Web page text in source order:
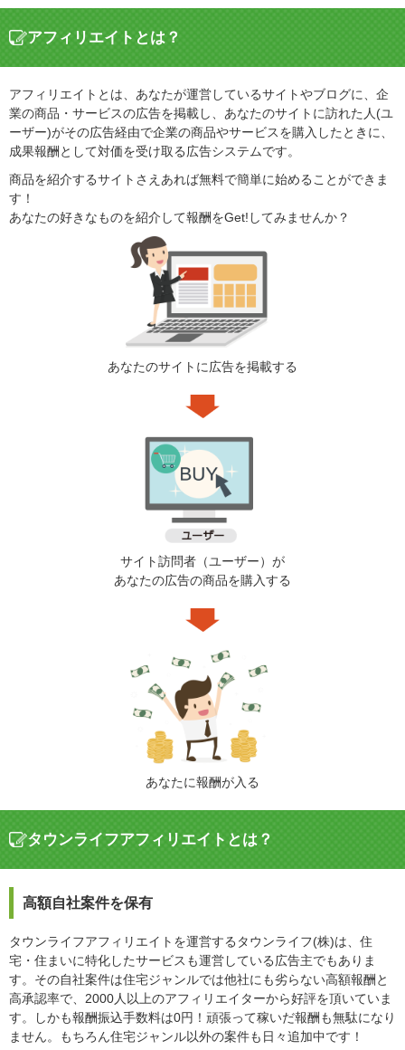
アフィリエイトとは？
アフィリエイトとは、あなたが運営しているサイトやブログに、企
業の商品・サービスの広告を掲載し、あなたのサイトに訪れた人(ユ
ーザー)がその広告経由で企業の商品やサービスを購入したときに、
成果報酬として対価を受け取る広告システムです。
商品を紹介するサイトさえあれば無料で簡単に始めることができま
す！
あなたの好きなものを紹介して報酬をGet!してみませんか？
あなたのサイトに広告を掲載する
サイト訪問者（ユーザー）が
あなたの広告の商品を購入する
あなたに報酬が入る
タウンライフアフィリエイトとは？
高額自社案件を保有
タウンライフアフィリエイトを運営するタウンライフ(株)は、住
宅・住まいに特化したサービスも運営している広告主でもありま
す。その自社案件は住宅ジャンルでは他社にも劣らない高額報酬と
高承認率で、2000人以上のアフィリエイターから好評を頂いていま
す。しかも報酬振込手数料は0円！頑張って稼いだ報酬も無駄になり
ません。もちろん住宅ジャンル以外の案件も日々追加中です！